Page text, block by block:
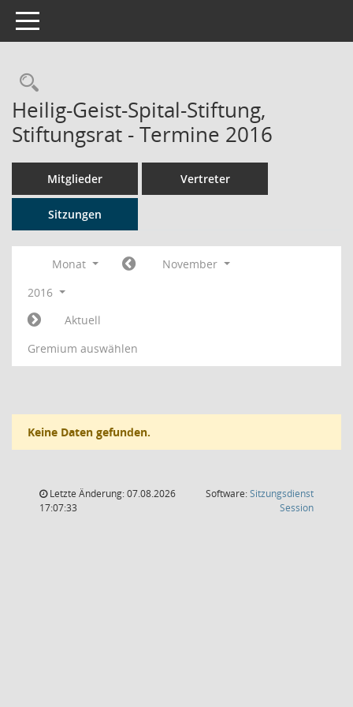
Toggle navigation
Rechercheauswahl
Heilig-Geist-Spital-Stiftung,
Stiftungsrat - Termine 2016
Mitglieder Vertreter
Sitzungen
Monat
November
2016
Aktuell
Gremium auswählen
Keine Daten gefunden.
Letzte Änderung: 07.08.2026
17:07:33
Software:Sitzungsdienst
Session(Wird in